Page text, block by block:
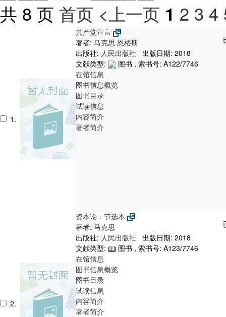
共 8 页 首页 <上一页 1 2 3 4
1.
共产党宣言
著者: 马克思 恩格斯
出版社: 人民出版社
出版日期: 2018
文献类型:
图书 , 索书号: A122/7746
在馆信息
图书信息概览
图书目录
试读信息
内容简介
著者简介
2.
资本论：节选本
著者: 马克思
出版社: 人民出版社
出版日期: 2018
文献类型:
图书 , 索书号: A123/7746
在馆信息
图书信息概览
图书目录
试读信息
内容简介
著者简介